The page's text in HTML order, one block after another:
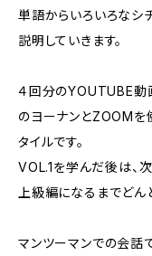
単語からいろいろなシ
説明していきます。
４回分のYOUTUBE動
のヨーナンとZOOMを
タイルです。
VOL.1を学んだ後は、
上級編になるまでどん
マンツーマンでの会話